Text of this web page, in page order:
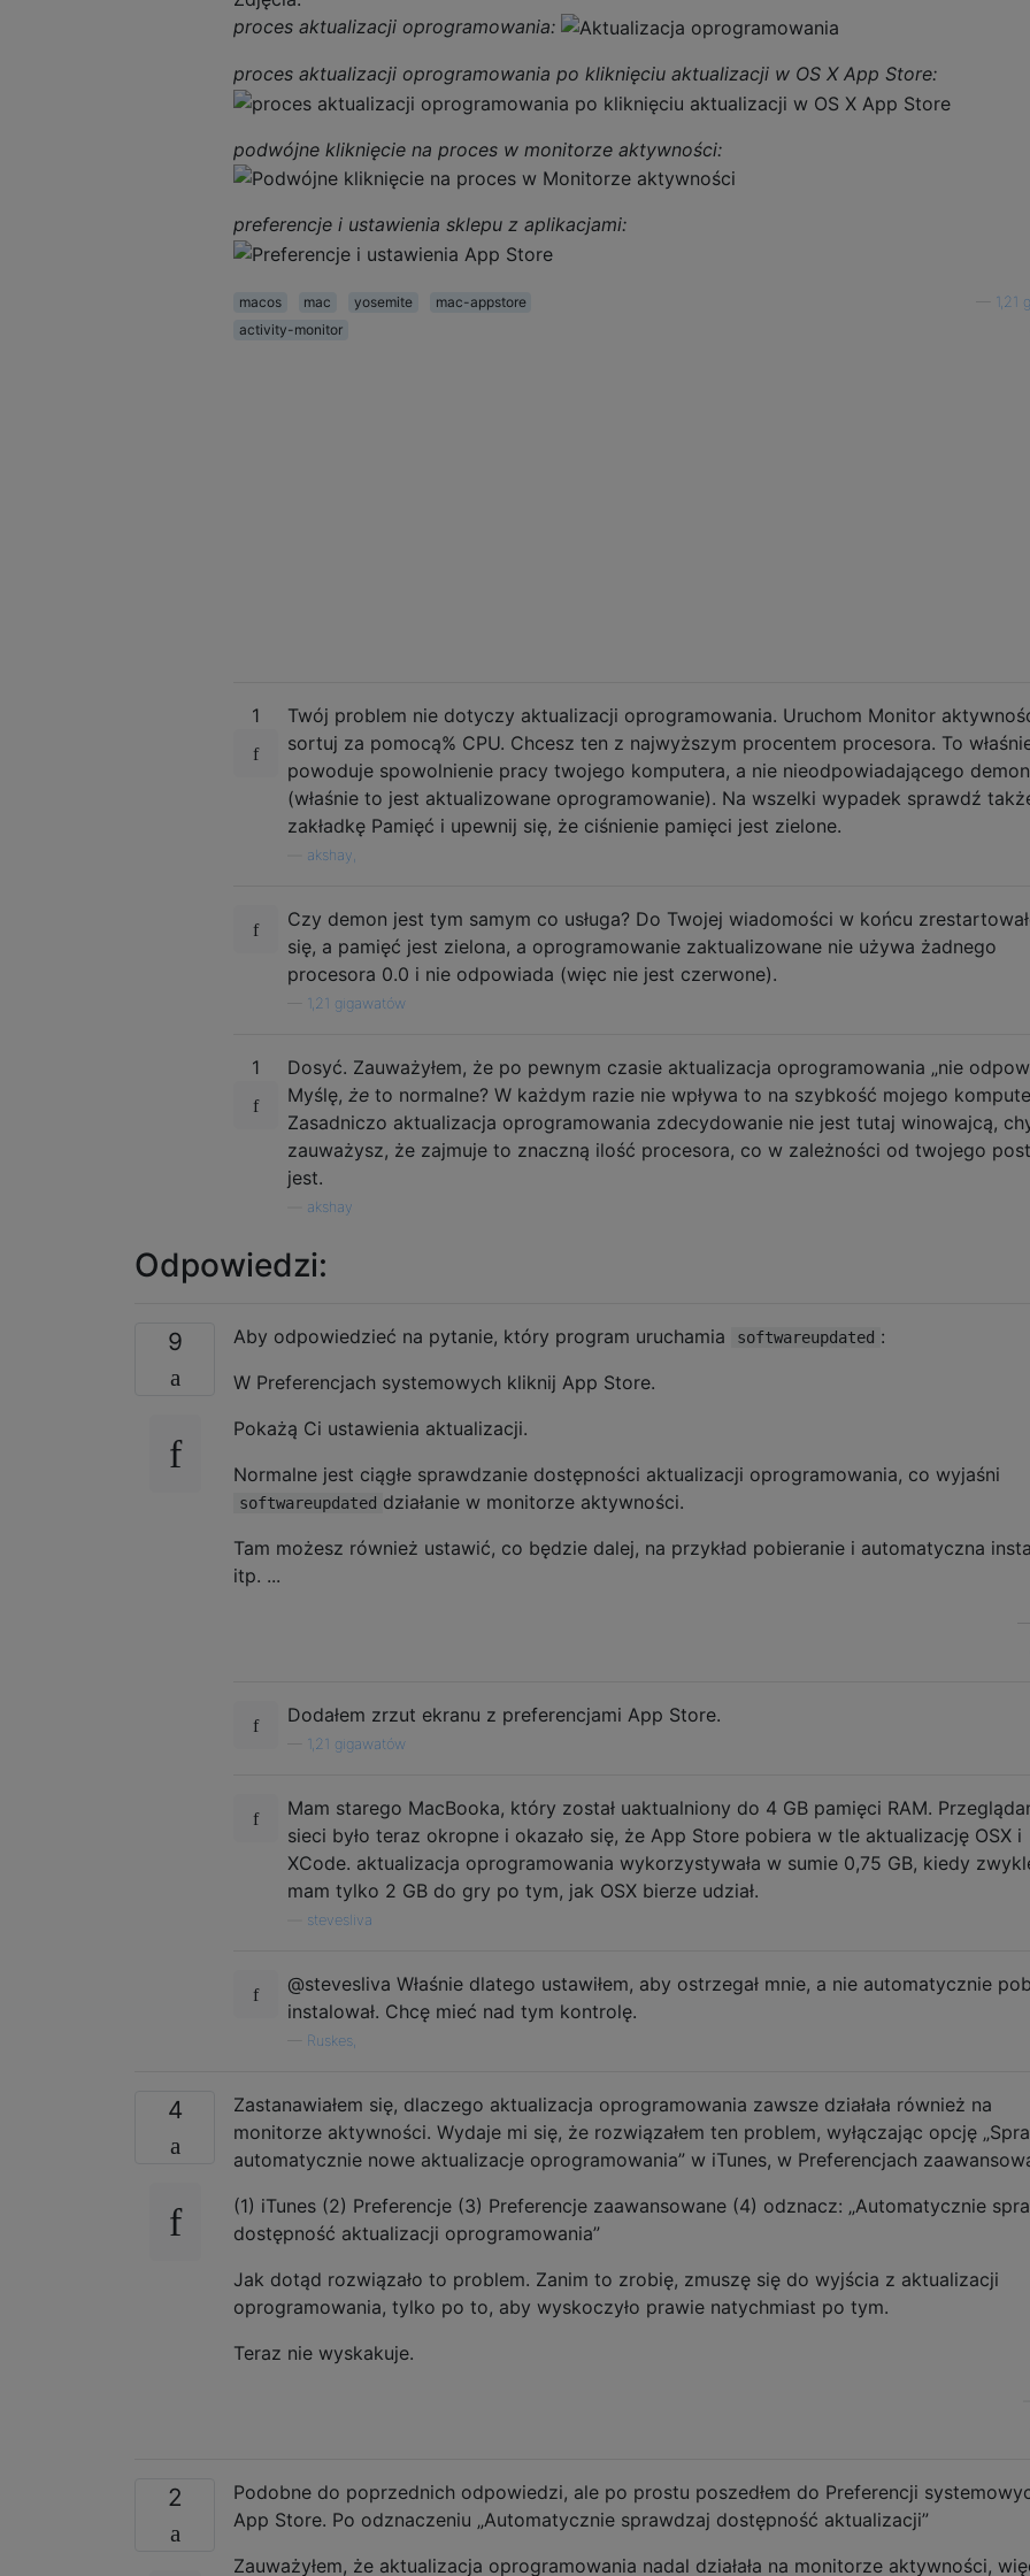
proces aktualizacji oprogramowania:
proces aktualizacji oprogramowania po kliknięciu aktualizacji w OS X App Store:
podwójne kliknięcie na proces w monitorze aktywności:
preferencje i ustawienia sklepu z aplikacjami:
macos mac yosemite
mac-appstore
activity-monitor
1,21
1
Twój problem nie dotyczy aktualizacji oprogramowania. Uruchom Monitor
sortuj za pomocą% CPU. Chcesz ten z najwyższym procentem procesora. To
powoduje spowolnienie pracy twojego komputera, a nie nieodpowiadającego
(właśnie to jest aktualizowane oprogramowanie). Na wszelki wypadek sprawdź
zakładkę Pamięć i upewnij się, że ciśnienie pamięci jest zielone.
akshay,
Czy demon jest tym samym co usługa? Do Twojej wiadomości w końcu
się, a pamięć jest zielona, ​​a oprogramowanie zaktualizowane nie używa żadnego
procesora 0.0 i nie odpowiada (więc nie jest czerwone).
1,21 gigawatów
1
Dosyć. Zauważyłem, że po pewnym czasie aktualizacja oprogramowania „nie
Myślę, że to normalne? W każdym razie nie wpływa to na szybkość mojego
Zasadniczo aktualizacja oprogramowania zdecydowanie nie jest tutaj winowajcą,
zauważysz, że zajmuje to znaczną ilość procesora, co w zależności od twojego
jest.
akshay
Odpowiedzi:
9 Aby odpowiedzieć na pytanie, który program uruchamia softwareupdated :
W Preferencjach systemowych kliknij App Store.
Pokażą Ci ustawienia aktualizacji.
Normalne jest ciągłe sprawdzanie dostępności aktualizacji oprogramowania, co wyjaśni
softwareupdated działanie w monitorze aktywności.
Tam możesz również ustawić, co będzie dalej, na przykład pobieranie i automatyczna
itp. ...
Dodałem zrzut ekranu z preferencjami App Store.
1,21 gigawatów
Mam starego MacBooka, który został uaktualniony do 4 GB pamięci RAM.
sieci było teraz okropne i okazało się, że App Store pobiera w tle aktualizację OSX i
XCode. aktualizacja oprogramowania wykorzystywała w sumie 0,75 GB, kiedy
mam tylko 2 GB do gry po tym, jak OSX bierze udział.
stevesliva
@stevesliva Właśnie dlatego ustawiłem, aby ostrzegał mnie, a nie automatycznie
instalował. Chcę mieć nad tym kontrolę.
Ruskes,
4
Zastanawiałem się, dlaczego aktualizacja oprogramowania zawsze działała również na
monitorze aktywności. Wydaje mi się, że rozwiązałem ten problem, wyłączając opcję
automatycznie nowe aktualizacje oprogramowania” w iTunes, w Preferencjach
(1) iTunes (2) Preferencje (3) Preferencje zaawansowane (4) odznacz: „Automatycznie
dostępność aktualizacji oprogramowania”
Jak dotąd rozwiązało to problem. Zanim to zrobię, zmuszę się do wyjścia z aktualizacji
oprogramowania, tylko po to, aby wyskoczyło prawie natychmiast po tym.
Teraz nie wyskakuje.
2
Podobne do poprzednich odpowiedzi, ale po prostu poszedłem do Preferencji
App Store. Po odznaczeniu „Automatycznie sprawdzaj dostępność aktualizacji”
Zauważyłem, że aktualizacja oprogramowania nadal działała na monitorze aktywności,